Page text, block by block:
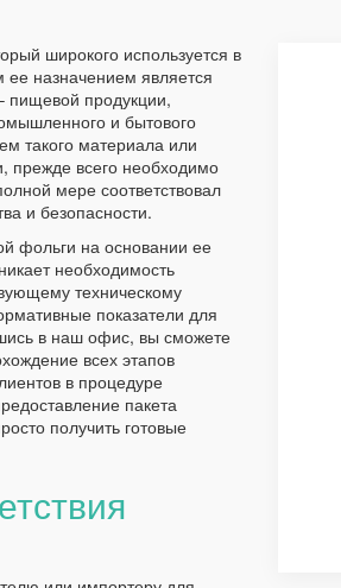
широкого используется в
назначением является
пищевой продукции,
и бытового
такого материала или
прежде всего необходимо
мере соответствовал
и безопасности.
фольги на основании ее
необходимость
техническому
показатели для
в наш офис, вы сможете
всех этапов
в процедуре
пакета
получить готовые